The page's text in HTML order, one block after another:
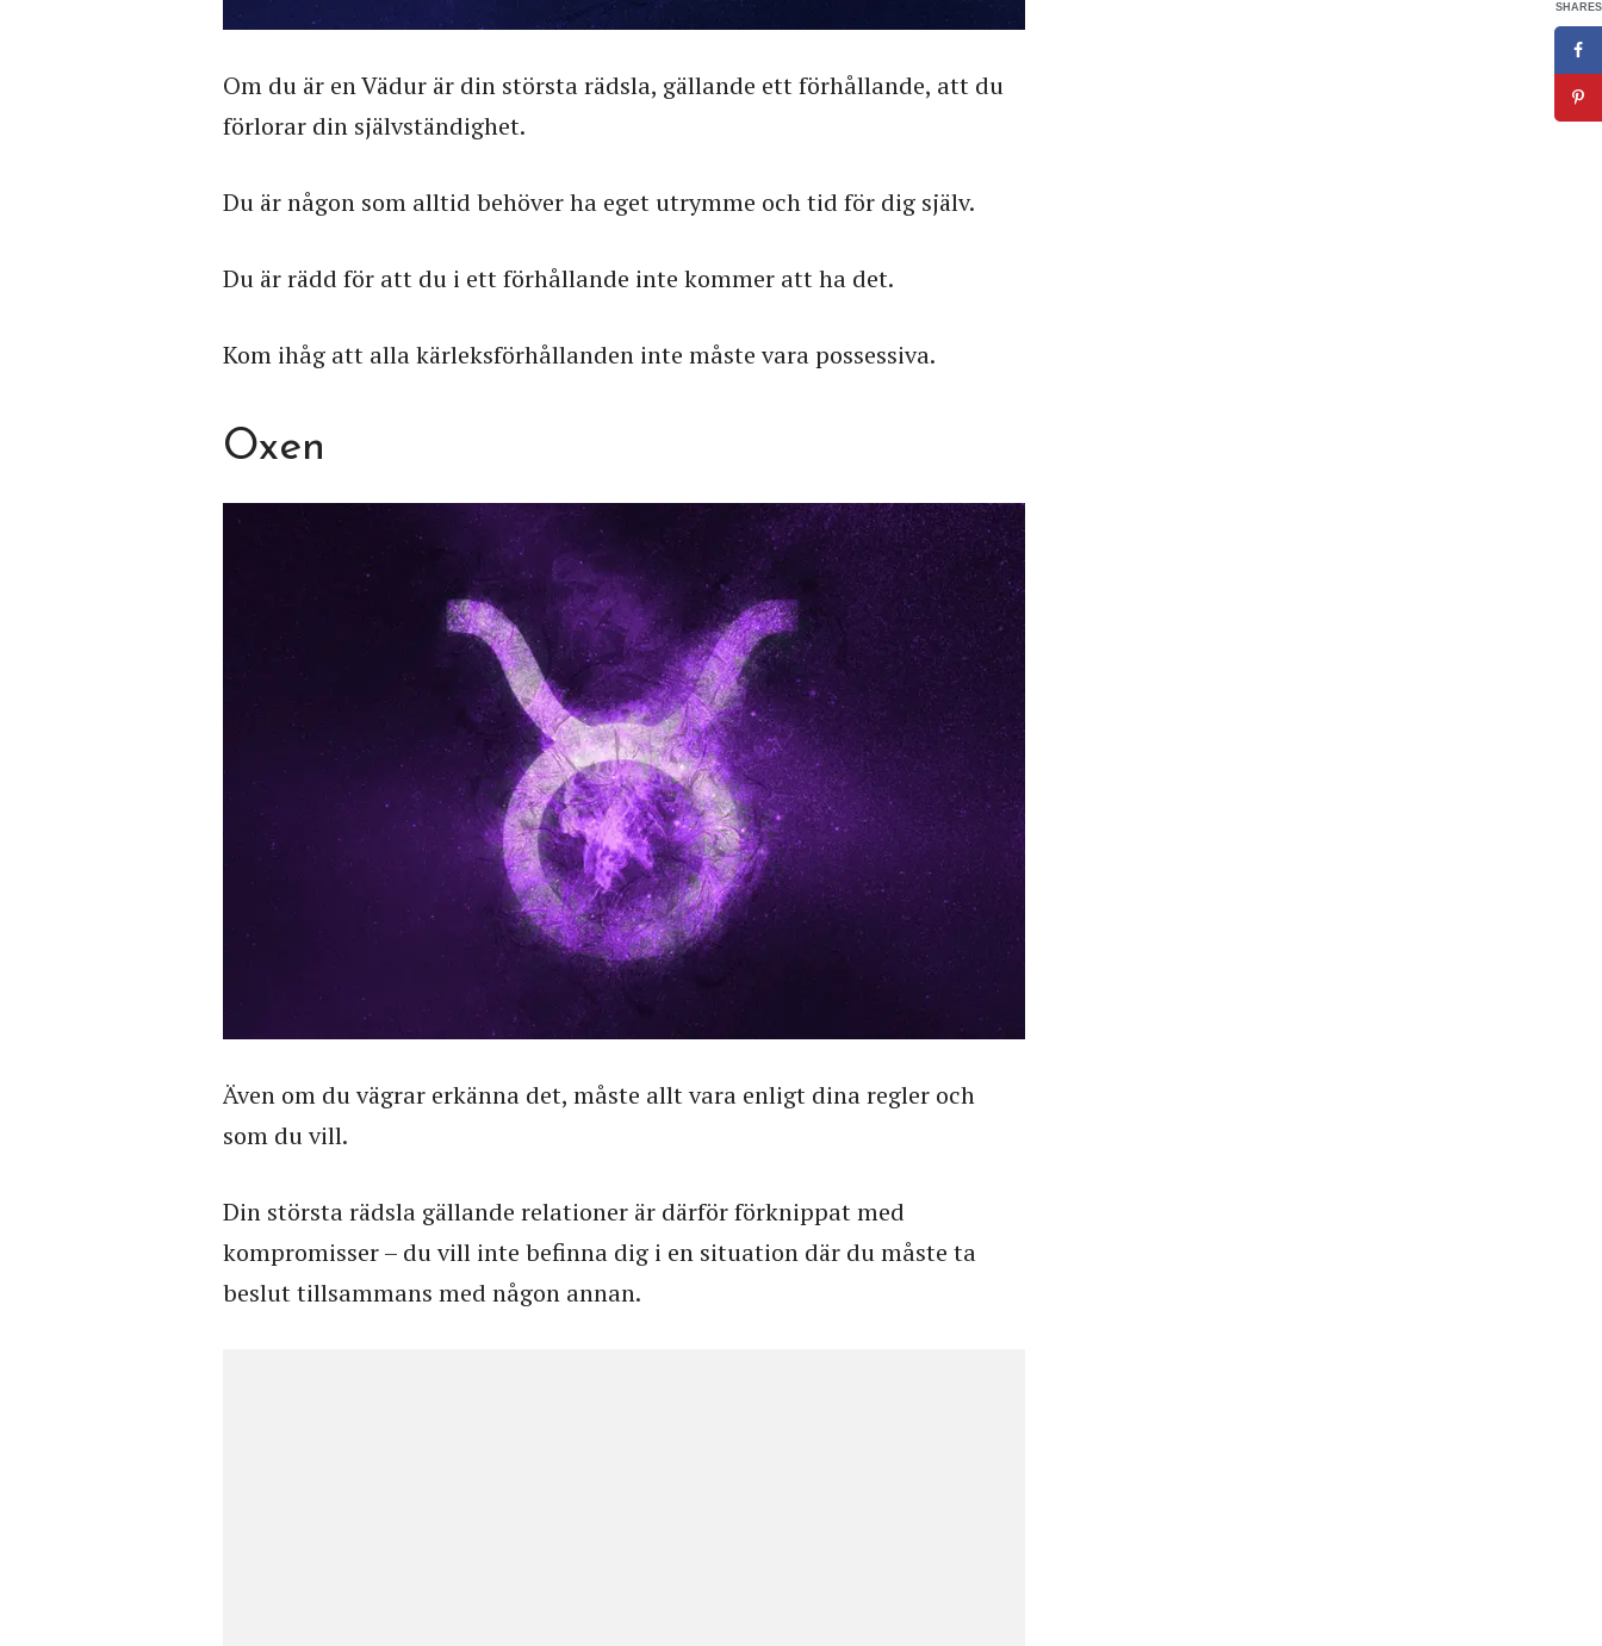
Om du är en Vädur är din största rädsla, gällande ett förhållande, att du
förlorar din självständighet.
Du är någon som alltid behöver ha eget utrymme och tid för dig själv.
Du är rädd för att du i ett förhållande inte kommer att ha det.
Kom ihåg att alla kärleksförhållanden inte måste vara possessiva.
Oxen
Även om du vägrar erkänna det, måste allt vara enligt dina regler och
som du vill.
Din största rädsla gällande relationer är därför förknippat med
kompromisser – du vill inte befinna dig i en situation där du måste ta
beslut tillsammans med någon annan.
SHARES